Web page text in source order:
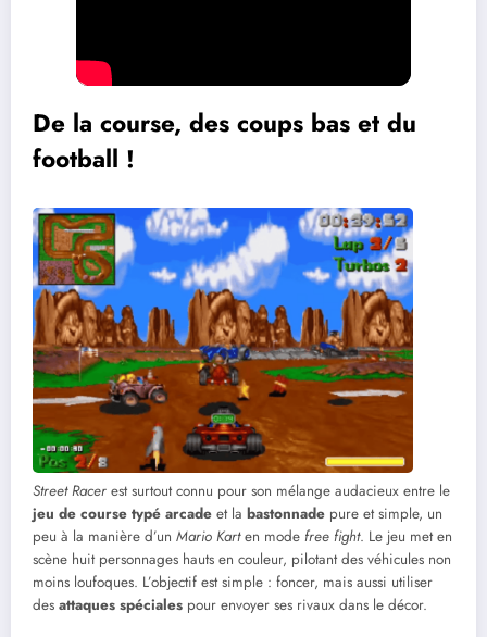
De la course, des coups bas et du
football !
Street Racer est surtout connu pour son mélange audacieux entre le
jeu de course typé arcade et la bastonnade pure et simple, un
peu à la manière d’un Mario Karten mode free fight. Le jeu met en
scène huit personnages hauts en couleur, pilotant des véhicules non
moins loufoques. L’objectif est simple : foncer, mais aussi utiliser
des attaques spéciales pour envoyer ses rivaux dans le décor.